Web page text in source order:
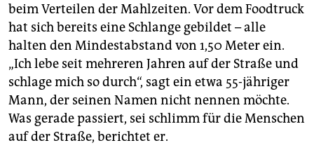
beim Verteilen der Mahlzeiten. Vor dem Foodtruck
hat sich bereits eine Schlange gebildet – alle
halten den Mindestabstand von 1,50 Meter ein.
„Ich lebe seit mehreren Jahren auf der Straße und
schlage mich so durch“, sagt ein etwa 55-jähriger
Mann, der seinen Namen nicht nennen möchte.
Was gerade passiert, sei schlimm für die Menschen
auf der Straße, berichtet er.